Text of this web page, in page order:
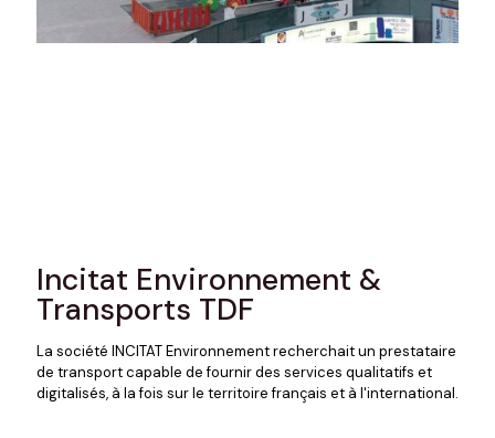
Incitat Environnement &
Transports TDF
La société INCITAT Environnement recherchait un prestataire
de transport capable de fournir des services qualitatifs et
digitalisés, à la fois sur le territoire français et à l'international.